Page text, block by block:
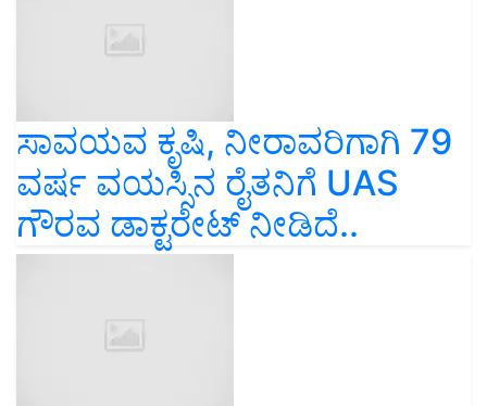
ಸಾವಯವ ಕೃಷಿ, ನೀರಾವರಿಗಾಗಿ 79
ವರ್ಷ ವಯಸ್ಸಿನ ರೈತನಿಗೆ UAS
ಗೌರವ ಡಾಕ್ಟರೇಟ್ ನೀಡಿದೆ..